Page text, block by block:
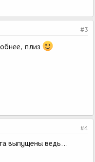
#3
плиз
#4
выпущены ведь...